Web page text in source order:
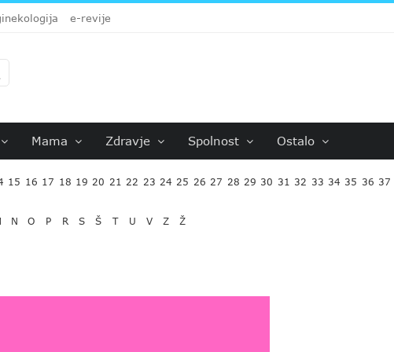
e-revije
Mama Zdravje Spolnost Ostalo
15 16 17 18 19 20 21 22 23 24 25 26 27 28 29 30 31 32 33 34 35 36 37
N O P R S Š T U V Z Ž